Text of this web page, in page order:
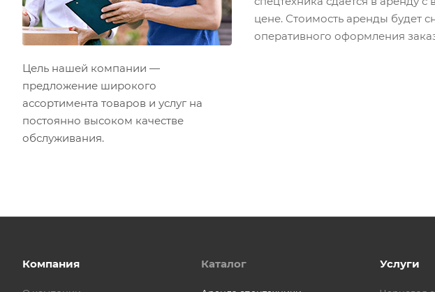
цене. Стоимость аренды будет
оперативного оформления
Цель нашей компании —
предложение широкого
ассортимента товаров и услуг на
постоянно высоком качестве
обслуживания.
Компания Каталог Услуги